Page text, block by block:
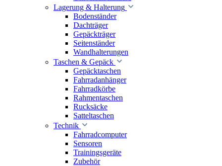
Lagerung & Halterung
Bodenständer
Dachträger
Gepäckträger
Seitenständer
Wandhalterungen
Taschen & Gepäck
Gepäcktaschen
Fahrradanhänger
Fahrradkörbe
Rahmentaschen
Rucksäcke
Satteltaschen
Technik
Fahrradcomputer
Sensoren
Trainingsgeräte
Zubehör